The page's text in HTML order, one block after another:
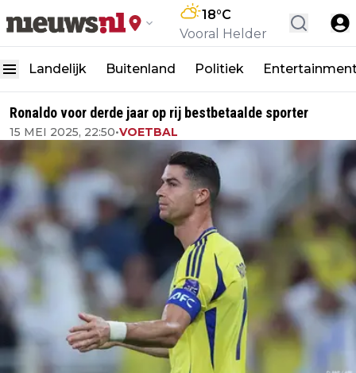
18°C
Vooral Helder
Landelijk Buitenland Politiek
Ronaldo voor derde jaar op rij bestbetaalde sporter
15 MEI 2025, 22:50•VOETBAL